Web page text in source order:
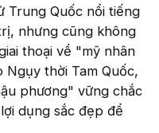
Trung Quốc nổi tiếng
nhưng cũng không
thoại về "mỹ nhân
Ngụy thời Tam Quốc,
phương" vững chắc
dụng sắc đẹp để